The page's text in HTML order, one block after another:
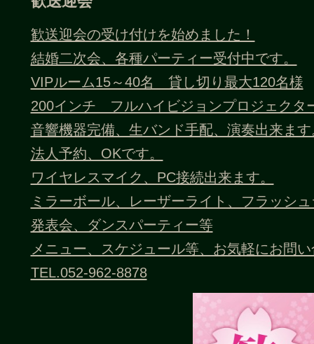
歓送迎会の受け付けを始めました！
結婚二次会、各種パーティー受付中です。
VIPルーム15～40名 貸し切り最大120名様
200インチ フルハイビジョンプロジェクタ
音響機器完備、生バンド手配、演奏出来ます
法人予約、OKです。
ワイヤレスマイク、PC接続出来ます。
ミラーボール、レーザーライト、フラッシ
発表会、ダンスパーティー等
メニュー、スケジュール等、お気軽にお問
TEL.052-962-8878